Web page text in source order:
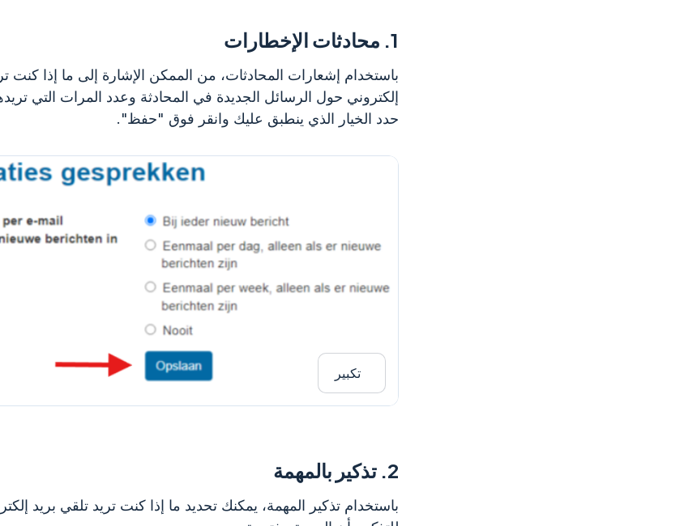
1. محادثات الإخطارات
باستخدام إشعارات المحادثات، من الممكن الإشارة إلى ما إذا كنت
إلكتروني حول الرسائل الجديدة في المحادثة وعدد المرات التي
حدد الخيار الذي ينطبق عليك وانقر فوق "حفظ".
تكبير
2. تذكير بالمهمة
باستخدام تذكير المهمة، يمكنك تحديد ما إذا كنت تريد تلقي بريد